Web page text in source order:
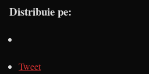
Distribuie pe:
Tweet